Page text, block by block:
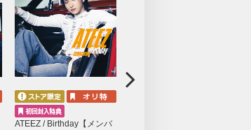
メンバー選択可）
ATEEZ / Birthday【メンバ